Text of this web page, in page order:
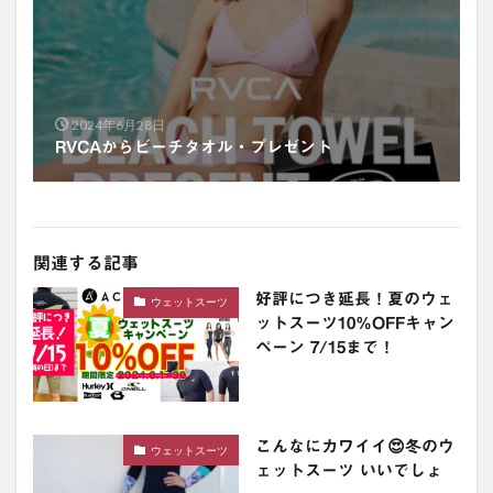
2024年6月28日
RVCAからビーチタオル・プレゼント
関連する記事
ウェットスーツ
好評につき延長！夏のウェ
ットスーツ10％OFFキャン
ペーン 7/15まで！
ウェットスーツ
こんなにカワイイ😍冬のウ
ェットスーツ いいでしょ